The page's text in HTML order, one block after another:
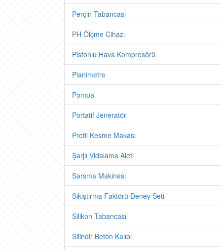
Perçin Tabancası
PH Ölçme Cihazı
Pistonlu Hava Kompresörü
Planimetre
Pompa
Portatif Jeneratör
Profil Kesme Makası
Şarjlı Vidalama Aleti
Sarsma Makinesi
Sıkıştırma Faktörü Deney Seti
Silikon Tabancası
Silindir Beton Kalıbı